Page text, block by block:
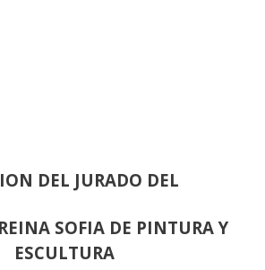
DEL JURADO DEL
SOFIA DE PINTURA Y
ESCULTURA